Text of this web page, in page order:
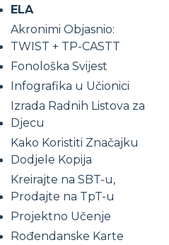
ELA
Akronimi Objasnio:
TWIST + TP-CASTT
Fonološka Svijest
Infografika u Učionici
Izrada Radnih Listova za
Djecu
Kako Koristiti Značajku
Dodjele Kopija
Kreirajte na SBT-u,
Prodajte na TpT-u
Projektno Učenje
Rođendanske Karte